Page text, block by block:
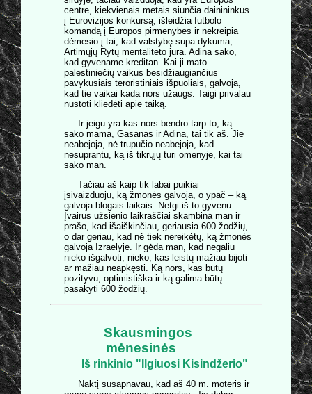
centre, kiekvienais metais siunčia dainininkus
į Eurovizijos konkursą, išleidžia futbolo
komandą į Europos pirmenybes ir nekreipia
dėmesio į tai, kad valstybę supa dykuma,
Artimųjų Rytų mentaliteto jūra. Adina sako,
kad gyvename kreditan. Kai ji mato
palestiniečių vaikus besidžiaugiančius
pavykusiais teroristiniais išpuoliais, galvoja,
kad tie vaikai kada nors užaugs. Taigi privalau
nustoti kliedėti apie taiką.
Ir jeigu yra kas nors bendro tarp to, ką
sako mama, Gasanas ir Adina, tai tik aš. Jie
neabejoja, nė trupučio neabejoja, kad
nesuprantu, ką iš tikrųjų turi omenyje, kai tai
sako man.
Tačiau aš kaip tik labai puikiai
įsivaizduoju, ką žmonės galvoja, o ypač – ką
galvoja blogais laikais. Netgi iš to gyvenu.
Įvairūs užsienio laikraščiai skambina man ir
prašo, kad išaiškinčiau, geriausia 600 žodžių,
o dar geriau, kad nė tiek nereikėtų, ką žmonės
galvoja Izraelyje. Ir gėda man, kad negaliu
nieko išgalvoti, nieko, kas leistų mažiau bijoti
ar mažiau neapkęsti. Ką nors, kas būtų
pozityvu, optimistiška ir ką galima būtų
pasakyti 600 žodžių.
Skausmingos
mėnesinės
Iš rinkinio "Ilgiuosi Kisindžerio"
Naktį susapnavau, kad aš 40 m. moteris ir